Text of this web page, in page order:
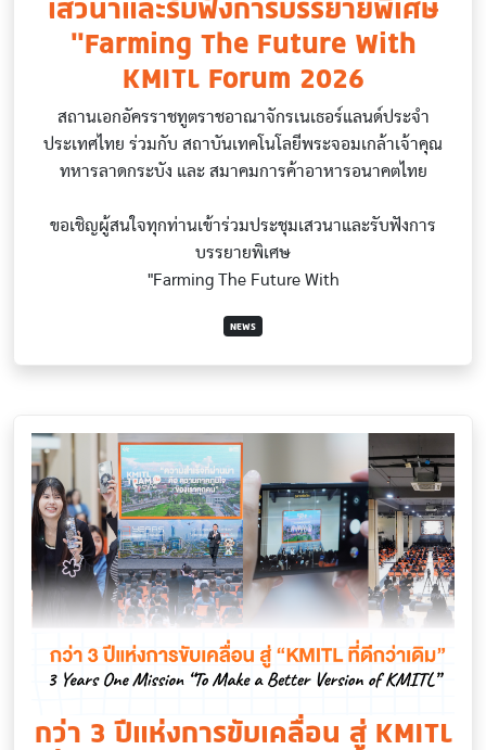
เสวนาและรับฟังการบรรยายพิเศษ
"Farming The Future With
KMITL Forum 2026
สถานเอกอัครราชทูตราชอาณาจักรเนเธอร์แลนด์ประจำ
ประเทศไทย ร่วมกับ สถาบันเทคโนโลยีพระจอมเกล้าเจ้าคุณ
ทหารลาดกระบัง และ สมาคมการค้าอาหารอนาคตไทย
ขอเชิญผู้สนใจทุกท่านเข้าร่วมประชุมเสวนาและรับฟังการ
บรรยายพิเศษ
"Farming The Future With
NEWS
กว่า 3 ปีแห่งการขับเคลื่อน สู่ KMITL